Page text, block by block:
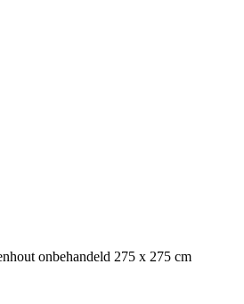
onbehandeld 275 x 275 cm